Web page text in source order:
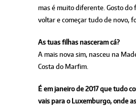
mas é muito diferente. Gosto
voltar e começar tudo de novo,
As tuas filhas nasceram cá?
A mais nova sim, nasceu na
Costa do Marfim.
É em janeiro de 2017 que tudo
vais para o Luxemburgo, onde